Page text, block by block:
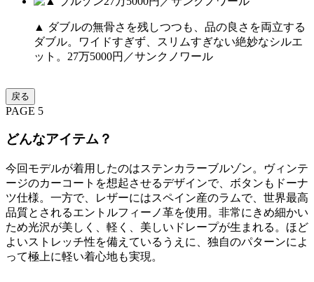
▲ ダブルの無骨さを残しつつも、品の良さを両立する
ダブル。ワイドすぎず、スリムすぎない絶妙なシルエ
ット。27万5000円／サンクノワール
戻る
PAGE 5
どんなアイテム？
今回モデルが着用したのはステンカラーブルゾン。ヴィンテ
ージのカーコートを想起させるデザインで、ボタンもドーナ
ツ仕様。一方で、レザーにはスペイン産のラムで、世界最高
品質とされるエントルフィーノ革を使用。非常にきめ細かい
ため光沢が美しく、軽く、美しいドレープが生まれる。ほど
よいストレッチ性を備えているうえに、独自のパターンによ
って極上に軽い着心地も実現。